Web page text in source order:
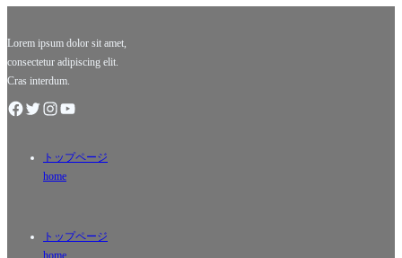
武道の中
しい金融
Lorem ipsum dolor sit amet,
consectetur adipiscing elit.
Cras interdum.
トップページ
home
トップページ
home